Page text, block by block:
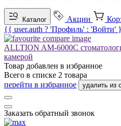
Каталог Акции
{{ user.auth ? 'Профиль' : 'Войти'
ALLTION AM-6000C
камерой
Товар добавлен в избранное
Всего в списке 2 товара
перейти в избранное
удалить из
Заказать обратный звонок